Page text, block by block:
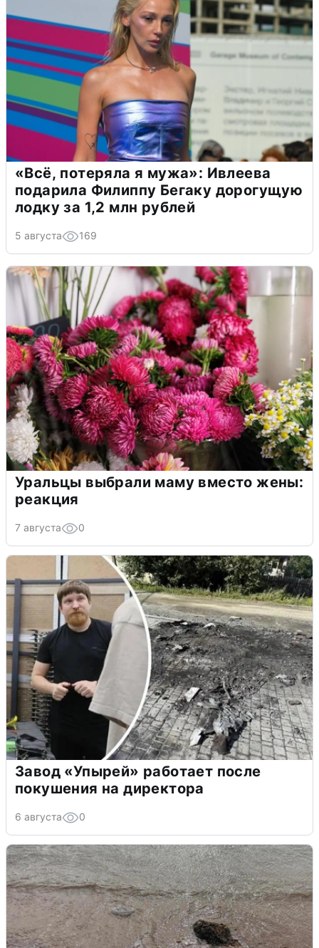
«Всё, потеряла я мужа»: Ивлеева
подарила Филиппу Бегаку дорогущую
лодку за 1,2 млн рублей
5 августа 169
Уральцы выбрали маму вместо жены:
реакция
7 августа 0
Завод «Упырей» работает после
покушения на директора
6 августа 0